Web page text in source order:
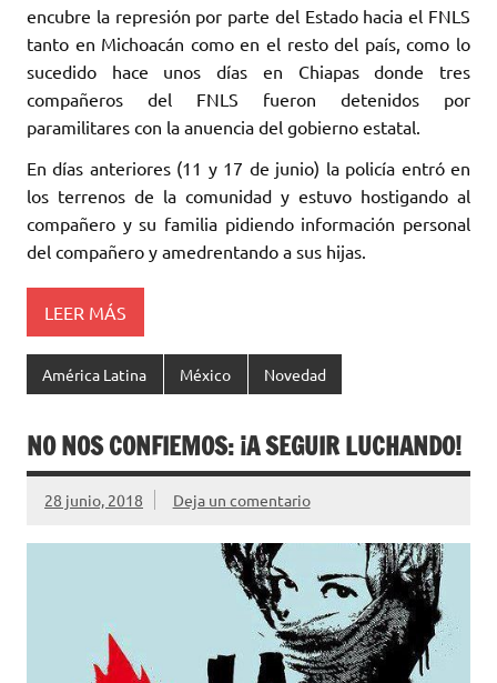
encubre la represión por parte del Estado hacia el FNLS
tanto en Michoacán como en el resto del país, como lo
sucedido hace unos días en Chiapas donde tres
compañeros del FNLS fueron detenidos por
paramilitares con la anuencia del gobierno estatal.
En días anteriores (11 y 17 de junio) la policía entró en
los terrenos de la comunidad y estuvo hostigando al
compañero y su familia pidiendo información personal
del compañero y amedrentando a sus hijas.
LEER MÁS
América Latina México Novedad
NO NOS CONFIEMOS: ¡A SEGUIR LUCHANDO!
28 junio, 2018 Deja un comentario